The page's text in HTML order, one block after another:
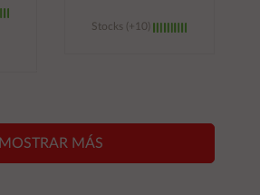
Stocks (+10)
MOSTRAR MÁS